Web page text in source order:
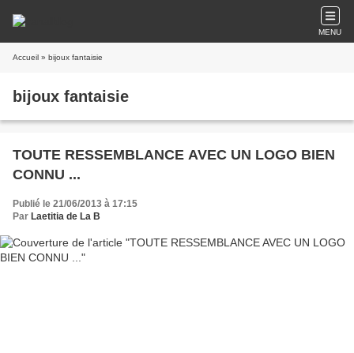
MENU
Accueil » bijoux fantaisie
bijoux fantaisie
TOUTE RESSEMBLANCE AVEC UN LOGO BIEN
CONNU ...
Publié le 21/06/2013 à 17:15
Par Laetitia de La B